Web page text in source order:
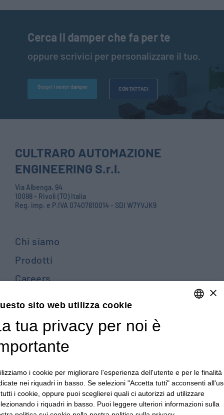
Cerca il damper che fa per te
oppure scrivici per personalizzare il tuo.
Scopri i nostri damper CONTATTACI
CULTRARO AUTOMAZIONE
ENGINEERING S.r.l.
Via Albenga, 94
10098 - Rivoli (TO) Italia
Reg. imp. e P.IVA 07407810014 - SDI W7YVJK9
Chi siamo
Prodotti
Careers
PRIVACY POLICY E COOKIES
TERMINI E CONDIZIONI GENERALI DI VENDITA
TERMINI E CONDIZIONI GENERALI DI ACQUISTO
PRIVACY DIPENDENTI - PRIVACY CLIENTI E FORNITORI
CONDIZIONI GENERALI PER LA REALIZZAZIONE DI
FRENCH
GERMAN
ZH
×
sito web utilizza cookie
tua privacy per noi è
i cookie per migliorare l'esperienza dell'utente e per le finalità
nei riquadri in basso. Se selezioni "Accetta tutti" acconsenti
i cookie, oppure puoi sceglierei quali ci autorizzi ad utilizzare
i riquadri in basso. Puoi leggere ulteriori informazioni sulla